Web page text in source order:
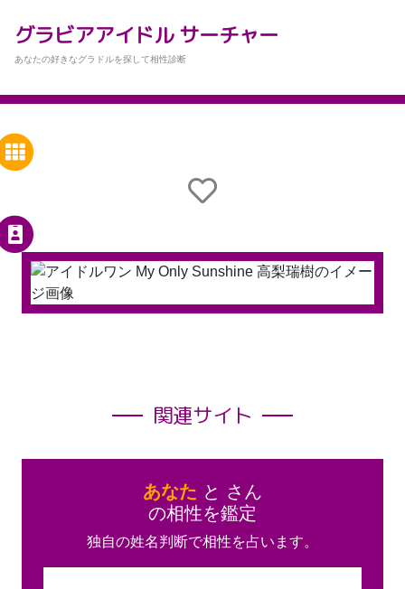
グラビアアイドル サーチャー
あなたの好きなグラドルを探して相性診断
関連サイト
あなた と さん
の相性を鑑定
独自の姓名判断で相性を占います。